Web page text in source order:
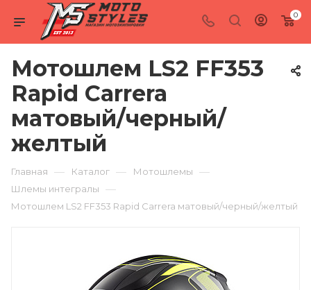
0
Мотошлем LS2 FF353
Rapid Carrera
матовый/черный/
желтый
Главная — Каталог — Мотошлемы —
Шлемы интегралы —
Мотошлем LS2 FF353 Rapid Carrera матовый/черный/желтый